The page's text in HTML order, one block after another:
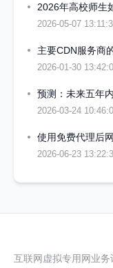
2026年高校师生
2026-05-07
主要CDN服务商
2026-01-30
2026-03-24
2026-06-23
互联网虚拟专用网业